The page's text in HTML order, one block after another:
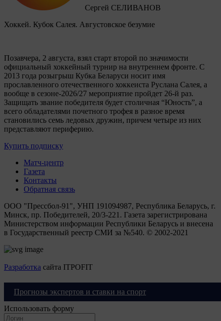
Сергей СЕЛИВАНОВ
Хоккей. Кубок Салея. Августовское безумие
Позавчера, 2 августа, взял старт второй по значимости
официальный хоккейный турнир на внутреннем фронте. C
2013 года розыгрыш Кубка Беларуси носит имя
прославленного отечественного хоккеиста Руслана Салея, а
вообще в сезоне-2026/27 мероприятие пройдет 26-й раз.
Защищать звание победителя будет столичная “Юность”, а
всего обладателями почетного трофея в разное время
становились семь ледовых дружин, причем четыре из них
представляют периферию.
Купить подписку
Матч-центр
Газета
Контакты
Обратная связь
ООО "Прессбол-91", УНП 191094987, Республика Беларусь, г.
Минск, пр. Победителей, 20/3-221. Газета зарегистрирована
Министерством информации Республики Беларусь и внесена
в Государственный реестр СМИ за №540. © 2002-2021
Разработка сайта ITPOFIT
Вход
Использовать форму
Прогнозы экспертов и ставки на спорт